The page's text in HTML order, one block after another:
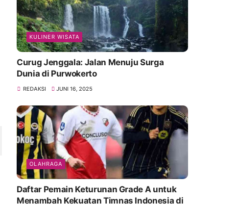
KULINER WISATA
Curug Jenggala: Jalan Menuju Surga
Dunia di Purwokerto
REDAKSI JUNI 16, 2025
OLAHRAGA
Daftar Pemain Keturunan Grade A untuk
Menambah Kekuatan Timnas Indonesia di